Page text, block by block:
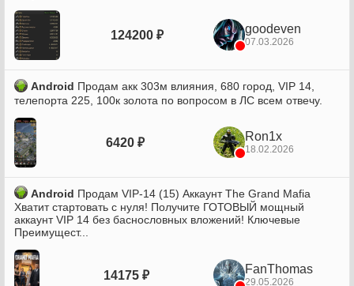
124200 ₽ goodeven
07.03.2026
Android Продам акк 303м влияния, 680 город, VIP 14,
телепорта 225, 100к золота по вопросом в ЛС всем отвечу.
6420 ₽ Ron1x
18.02.2026
Android Продам VIP-14 (15) Аккаунт The Grand Mafia
Хватит стартовать с нуля! Получите ГОТОВЫЙ мощный
аккаунт VIP 14 без баснословных вложений! Ключевые
Преимущест...
14175 ₽ FanThomas
29.05.2026